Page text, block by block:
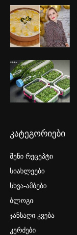
კატეგორიები
შენი რეცეპტი
სიახლეები
სხვა-ამბები
ბლოგი
ჯანსაღი კვება
კერძები